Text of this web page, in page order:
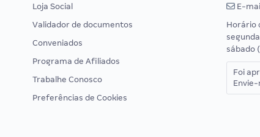
Loja Social
Validador de documentos
Conveniados
Programa de Afiliados
Trabalhe Conosco
Preferências de Cookies
E-mail
Horário
sábado
Foi